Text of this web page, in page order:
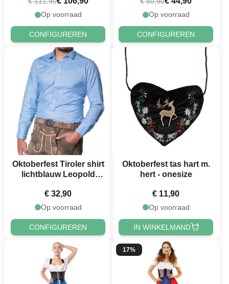
Op voorraad
CONFIGUREREN
Op voorraad
CONFIGUREREN
Oktoberfest Tiroler shirt
lichtblauw Leopold
€ 32,90
Op voorraad
CONFIGUREREN
Oktoberfest tas hart m.
hert - onesize
€ 11,90
Op voorraad
IN WINKELMAND
17%